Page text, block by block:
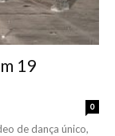
19
0
de dança único,